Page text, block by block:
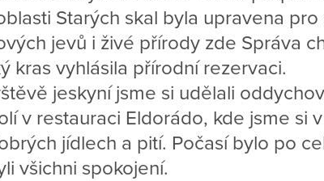
Starých skal byla upravena
jevů i živé přírody zde Správa
kras vyhlásila přírodní rezervaci.
jeskyní jsme si udělali
v restauraci Eldorádo, kde jsme si
jídlech a pití. Počasí bylo po
všichni spokojení.